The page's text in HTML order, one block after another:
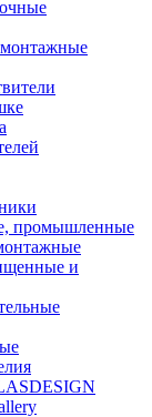
промышленные
и